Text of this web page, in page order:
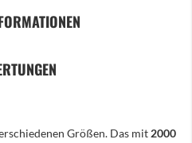
Größen. Das mit 2000